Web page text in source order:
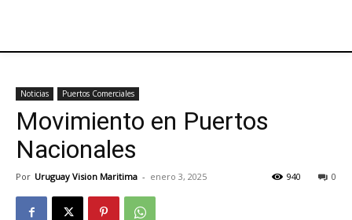
Noticias Puertos Comerciales
Movimiento en Puertos
Nacionales
Por Uruguay Vision Maritima - enero 3, 2025 0
940